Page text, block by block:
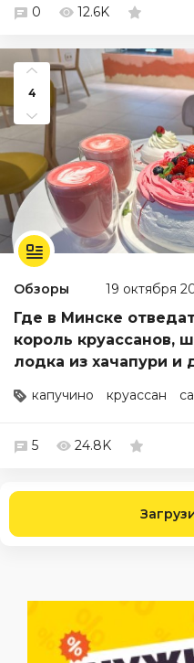
0 12.6K
4
Обзоры 19 октября
Где в Минске
король круассанов,
лодка из хачапури и
капучино круассан
5 24.8K